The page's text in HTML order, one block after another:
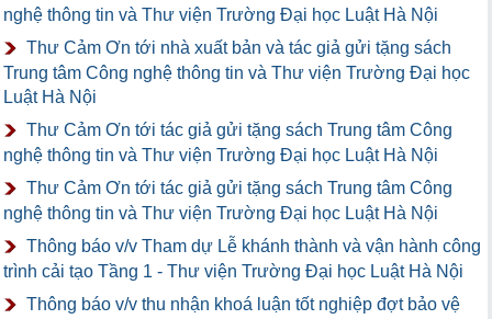
nghệ thông tin và Thư viện Trường Đại học Luật Hà Nội
Thư Cảm Ơn tới nhà xuất bản và tác giả gửi tặng sách
Trung tâm Công nghệ thông tin và Thư viện Trường Đại học
Luật Hà Nội
Thư Cảm Ơn tới tác giả gửi tặng sách Trung tâm Công
nghệ thông tin và Thư viện Trường Đại học Luật Hà Nội
Thư Cảm Ơn tới tác giả gửi tặng sách Trung tâm Công
nghệ thông tin và Thư viện Trường Đại học Luật Hà Nội
Thông báo v/v Tham dự Lễ khánh thành và vận hành công
trình cải tạo Tầng 1 - Thư viện Trường Đại học Luật Hà Nội
Thông báo v/v thu nhận khoá luận tốt nghiệp đợt bảo vệ